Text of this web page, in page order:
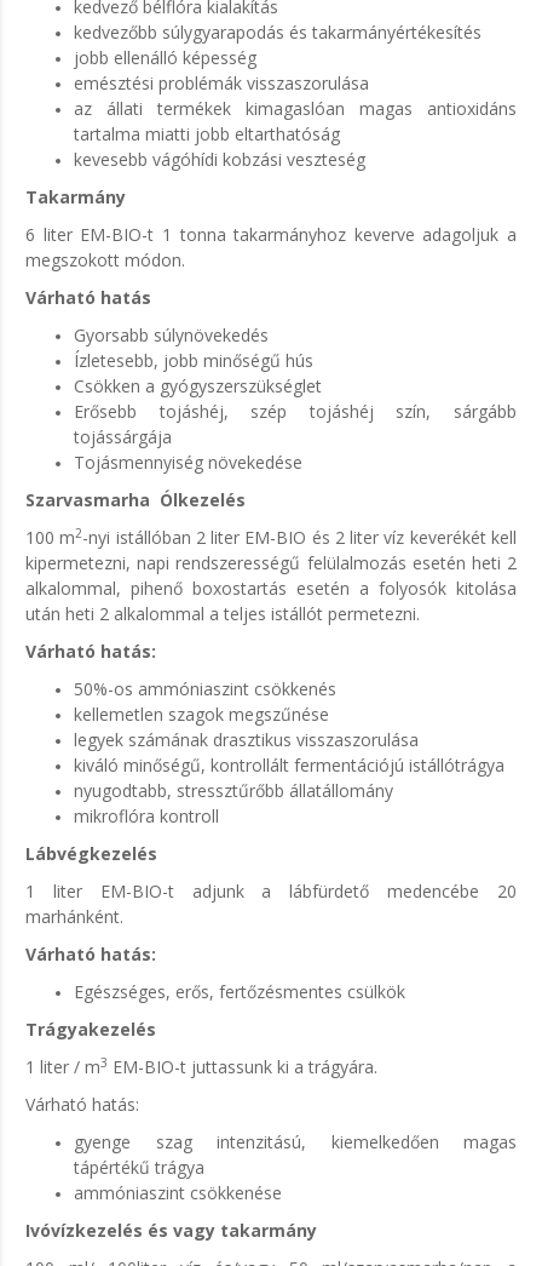
kedvező bélflóra kialakítás
kedvezőbb súlygyarapodás és takarmányértékesítés
jobb ellenálló képesség
emésztési problémák visszaszorulása
az állati termékek kimagaslóan magas antioxidáns
tartalma miatti jobb eltarthatóság
kevesebb vágóhídi kobzási veszteség
Takarmány
6 liter EM-BIO-t 1 tonna takarmányhoz keverve adagoljuk a
megszokott módon.
Várható hatás
Gyorsabb súlynövekedés
Ízletesebb, jobb minőségű hús
Csökken a gyógyszerszükséglet
Erősebb tojáshéj, szép tojáshéj szín, sárgább
tojássárgája
Tojásmennyiség növekedése
Szarvasmarha Ólkezelés
100 m2-nyi istállóban 2 liter EM-BIO és 2 liter víz keverékét kell
kipermetezni, napi rendszerességű felülalmozás esetén heti 2
alkalommal, pihenő boxostartás esetén a folyosók kitolása
után heti 2 alkalommal a teljes istállót permetezni.
Várható hatás:
50%-os ammóniaszint csökkenés
kellemetlen szagok megszűnése
legyek számának drasztikus visszaszorulása
kiváló minőségű, kontrollált fermentációjú istállótrágya
nyugodtabb, stressztűrőbb állatállomány
mikroflóra kontroll
Lábvégkezelés
1 liter EM-BIO-t adjunk a lábfürdető medencébe 20
marhánként.
Várható hatás:
Egészséges, erős, fertőzésmentes csülkök
Trágyakezelés
1 liter / m3 EM-BIO-t juttassunk ki a trágyára.
Várható hatás:
gyenge szag intenzitású, kiemelkedően magas
tápértékű trágya
ammóniaszint csökkenése
Ivóvízkezelés és vagy takarmány